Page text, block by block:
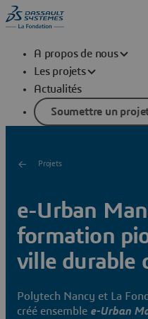
A propos de nous
Les projets
Actualités
Soumettre un
Projets
e-Urban
formation
ville durable
Polytech Nancy et La
créé ensemble e-Urban